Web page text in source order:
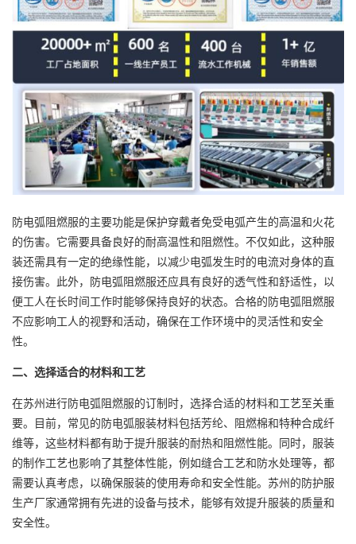
防电弧阻燃服的主要功能是保护穿戴者免受电弧产生的高温和火花
的伤害。它需要具备良好的耐高温性和阻燃性。不仅如此，这种服
装还需具有一定的绝缘性能，以减少电弧发生时的电流对身体的直
接伤害。此外，防电弧阻燃服还应具有良好的透气性和舒适性，以
便工人在长时间工作时能够保持良好的状态。合格的防电弧阻燃服
不应影响工人的视野和活动，确保在工作环境中的灵活性和安全
性。
二、选择适合的材料和工艺
在苏州进行防电弧阻燃服的订制时，选择合适的材料和工艺至关重
要。目前，常见的防电弧服装材料包括芳纶、阻燃棉和特种合成纤
维等，这些材料都有助于提升服装的耐热和阻燃性能。同时，服装
的制作工艺也影响了其整体性能，例如缝合工艺和防水处理等，都
需要认真考虑，以确保服装的使用寿命和安全性能。苏州的防护服
生产厂家通常拥有先进的设备与技术，能够有效提升服装的质量和
安全性。